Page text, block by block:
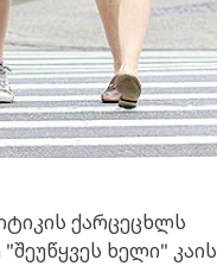
ქარცეცხლს
ხელი" კაის